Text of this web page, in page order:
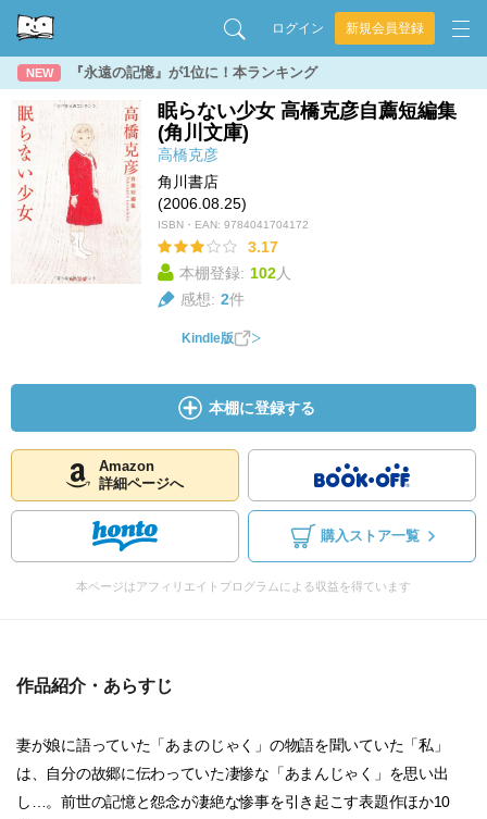
ログイン 新規会員登録
NEW 『永遠の記憶』が1位に！本ランキング
眠らない少女 高橋克彦自薦短編集
(角川文庫)
高橋克彦
角川書店
(2006.08.25)
ISBN・EAN: 9784041704172
3.17
本棚登録: 102人
感想: 2件
Kindle版
本棚に登録する
Amazon
詳細ページへ
購入ストア一覧
本ページはアフィリエイトプログラムによる収益を得ています
作品紹介・あらすじ
妻が娘に語っていた「あまのじゃく」の物語を聞いていた「私」
は、自分の故郷に伝わっていた凄惨な「あまんじゃく」を思い出
し…。前世の記憶と怨念が凄絶な惨事を引き起こす表題作ほか10